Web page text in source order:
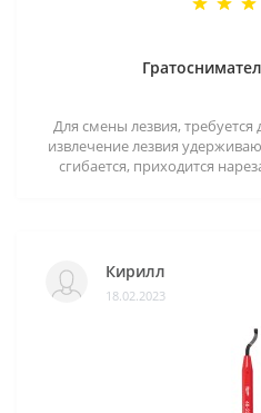
Для смены лезвия,
извлечение лезвия
сгибается, приходится
Кирилл
18.02.2023